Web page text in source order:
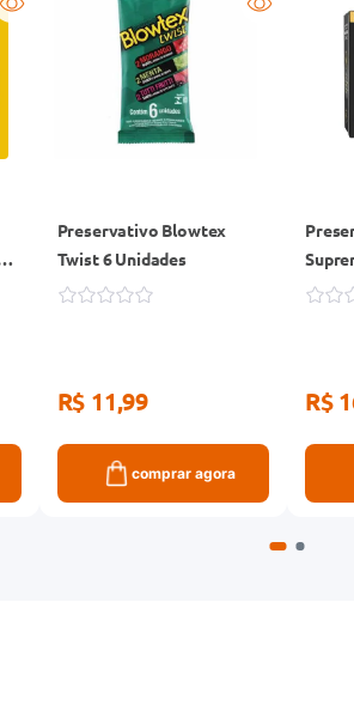
Preservativo Blowtex
Twist 6 Unidades
R$ 11,99
comprar agora
R$